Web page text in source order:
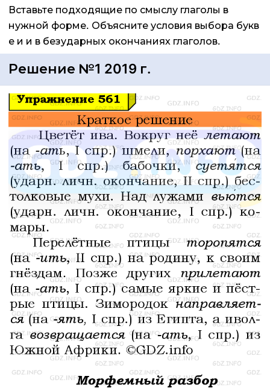
Вставьте подходящие по смыслу глаголы в
нужной форме. Объясните условия выбора букв
е и и в безударных окончаниях глаголов.
Решение №1 2019 г.